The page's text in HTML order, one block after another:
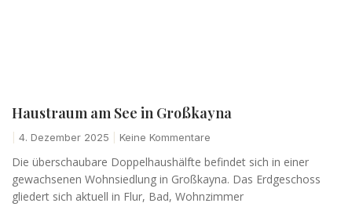
Haustraum am See in Großkayna
4. Dezember 2025 Keine Kommentare
Die überschaubare Doppelhaushälfte befindet sich in einer
gewachsenen Wohnsiedlung in Großkayna. Das Erdgeschoss
gliedert sich aktuell in Flur, Bad, Wohnzimmer